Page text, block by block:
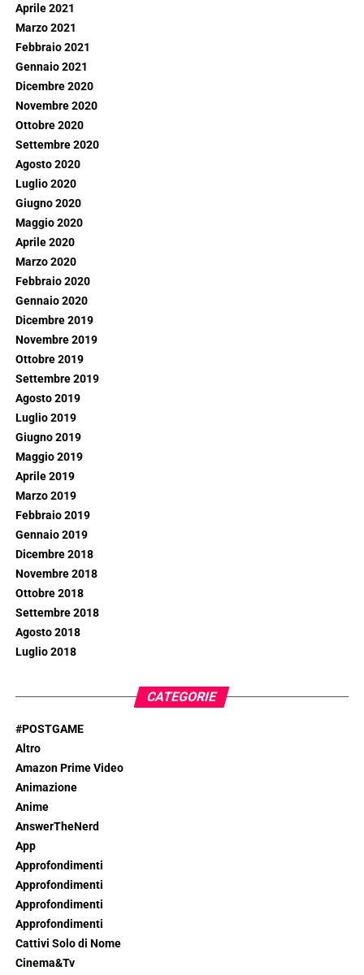
Aprile 2021
Marzo 2021
Febbraio 2021
Gennaio 2021
Dicembre 2020
Novembre 2020
Ottobre 2020
Settembre 2020
Agosto 2020
Luglio 2020
Giugno 2020
Maggio 2020
Aprile 2020
Marzo 2020
Febbraio 2020
Gennaio 2020
Dicembre 2019
Novembre 2019
Ottobre 2019
Settembre 2019
Agosto 2019
Luglio 2019
Giugno 2019
Maggio 2019
Aprile 2019
Marzo 2019
Febbraio 2019
Gennaio 2019
Dicembre 2018
Novembre 2018
Ottobre 2018
Settembre 2018
Agosto 2018
Luglio 2018
CATEGORIE
#POSTGAME
Altro
Amazon Prime Video
Animazione
Anime
AnswerTheNerd
App
Approfondimenti
Approfondimenti
Approfondimenti
Approfondimenti
Cattivi Solo di Nome
Cinema&Tv